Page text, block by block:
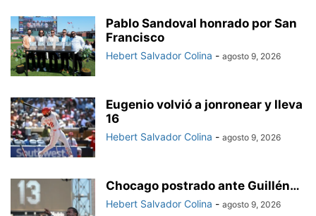
Pablo Sandoval honrado por San
Francisco
Hebert Salvador Colina - agosto 9, 2026
Eugenio volvió a jonronear y lleva
16
Hebert Salvador Colina - agosto 9, 2026
Chocago postrado ante Guillén…
Hebert Salvador Colina - agosto 9, 2026